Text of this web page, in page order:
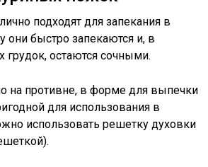
подходят для запекания в
они быстро запекаются и, в
грудок, остаются сочными.
на противне, в форме для выпечки
для использования в
использовать решетку духовки